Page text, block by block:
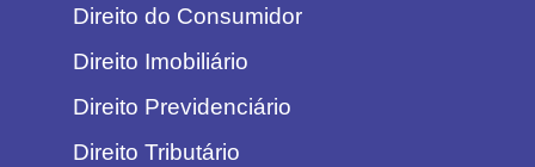
Direito do Consumidor
Direito Imobiliário
Direito Previdenciário
Direito Tributário